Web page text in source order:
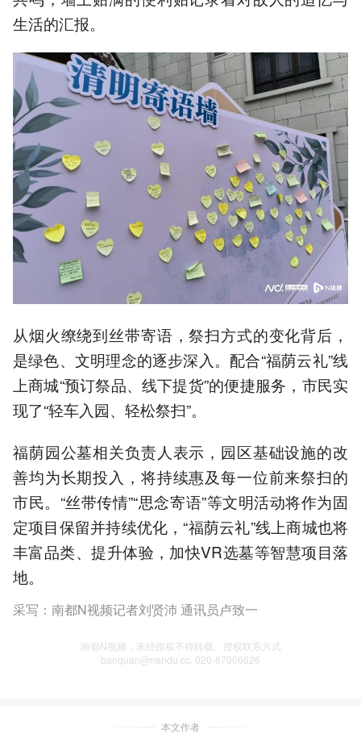
生活的汇报。
从烟火缭绕到丝带寄语，祭扫方式的变化背后，
是绿色、文明理念的逐步深入。配合“福荫云礼”线
上商城“预订祭品、线下提货”的便捷服务，市民实
现了“轻车入园、轻松祭扫”。
福荫园公墓相关负责人表示，园区基础设施的改
善均为长期投入，将持续惠及每一位前来祭扫的
市民。“丝带传情”“思念寄语”等文明活动将作为固
定项目保留并持续优化，“福荫云礼”线上商城也将
丰富品类、提升体验，加快VR选墓等智慧项目落
地。
采写：南都N视频记者刘贤沛 通讯员卢致一
南都N视频，未经授权不得转载、授权联系方式
banquan@nandu.cc. 020-87006626
本文作者